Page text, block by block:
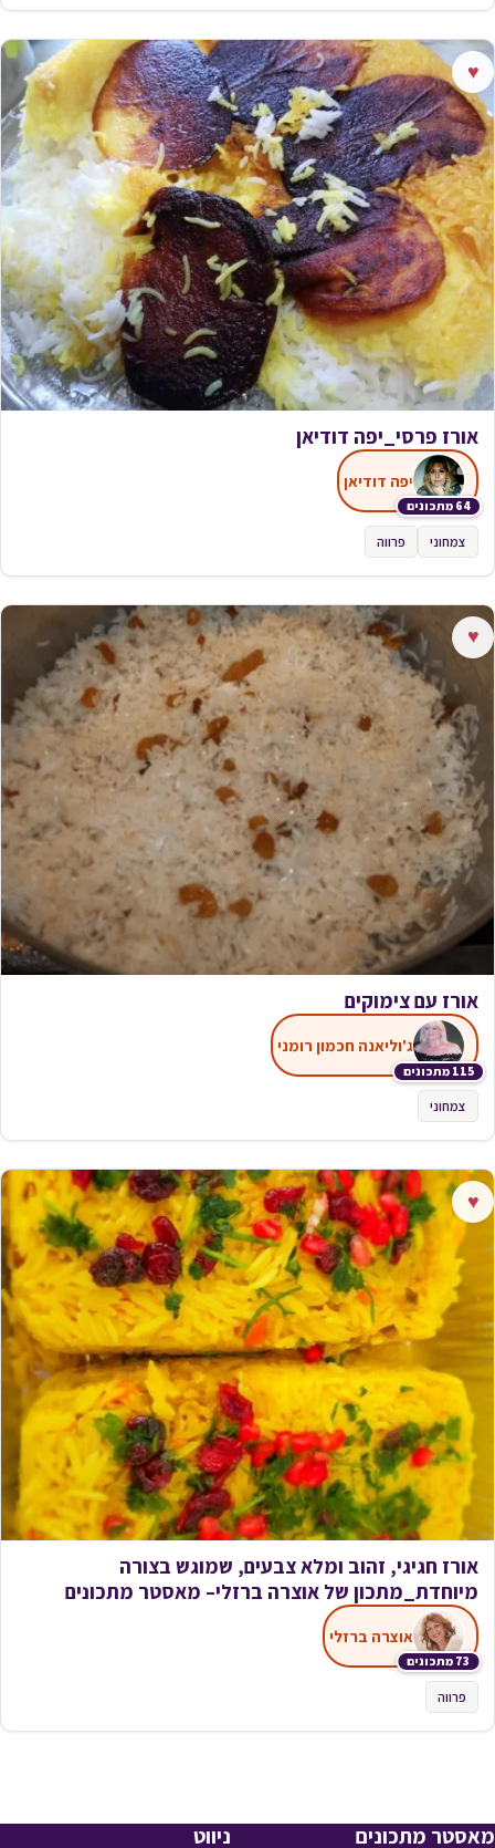
♥
אורז פרסי_יפה דודיאן
64 מתכונים
יפה דודיאן
צמחוני פרווה
♥
אורז עם צימוקים
115 מתכונים
ג'וליאנה חכמון רומני
צמחוני
♥
אורז חגיגי, זהוב ומלא צבעים, שמוגש בצורה
מיוחדת_מתכון של אוצרה ברזלי– מאסטר מתכונים
73 מתכונים
אוצרה ברזלי
פרווה
מאסטר מתכונים ניווט